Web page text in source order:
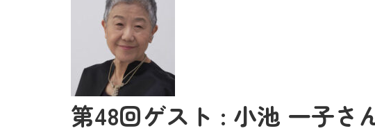
第48回ゲスト : 小池 一子さ